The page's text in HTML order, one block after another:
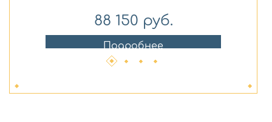
88 150 руб.
Подробнее